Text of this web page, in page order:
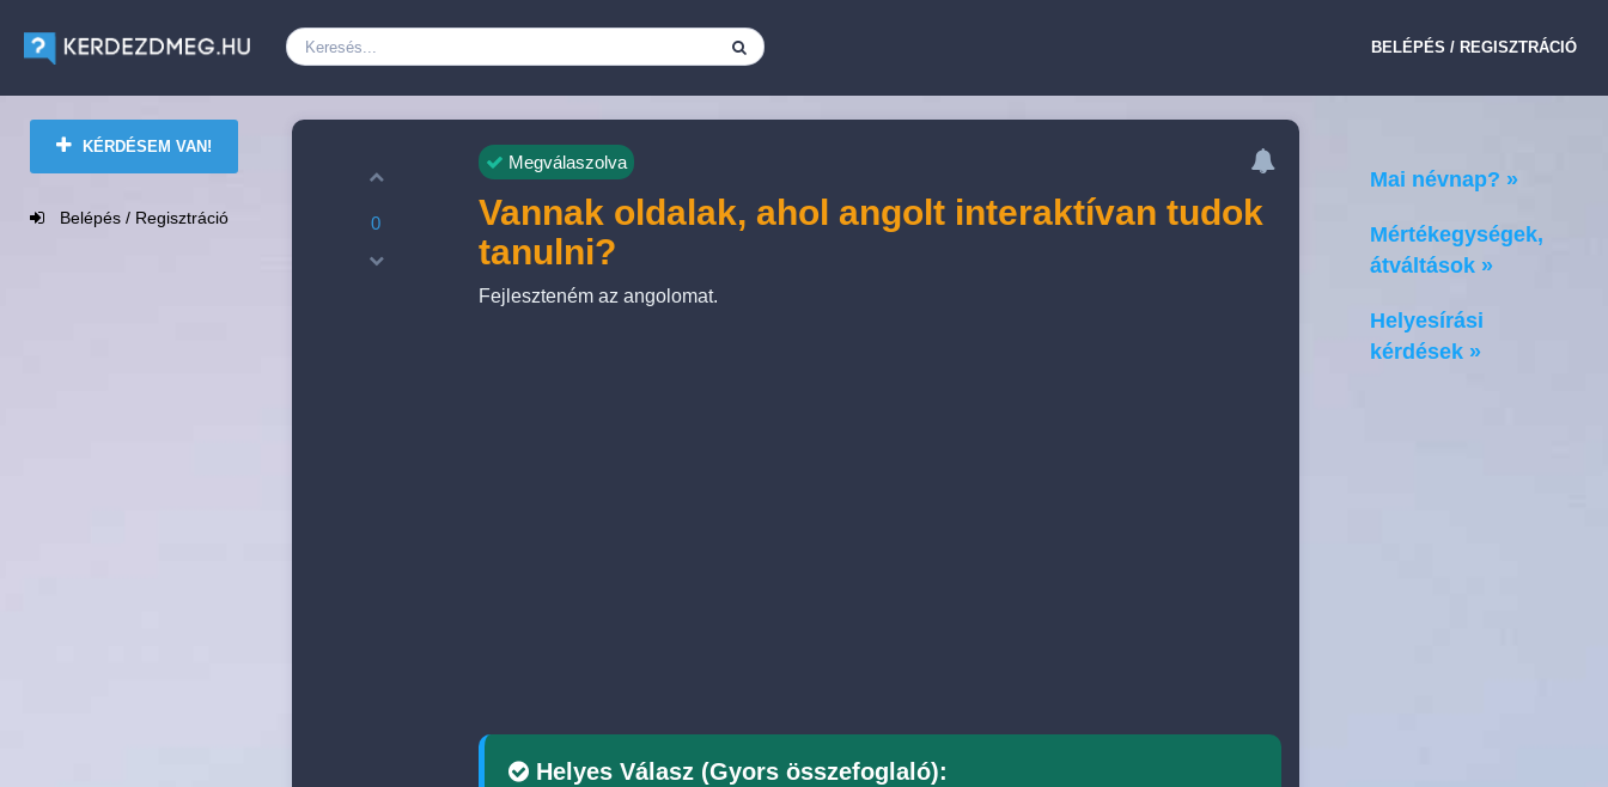
BELÉPÉS / REGISZTRÁCIÓ
KÉRDÉSEM VAN!
Belépés / Regisztráció 0
Megválaszolva
Vannak oldalak, ahol angolt interaktívan tudok
tanulni?
Fejleszteném az angolomat.
Helyes Válasz (Gyors összefoglaló):
Mai névnap? »
Mértékegységek,
átváltások »
Helyesírási
kérdések »